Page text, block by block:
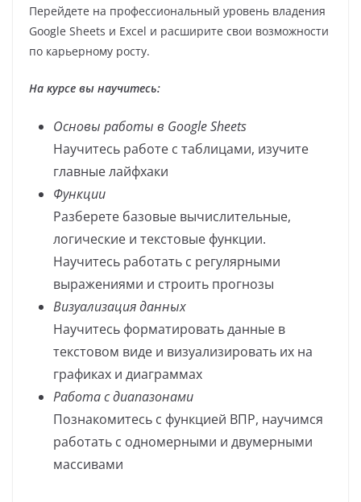
Перейдете на профессиональный уровень владения
Google Sheets и Excel и расширите свои возможности
по карьерному росту.
На курсе вы научитесь:
Основы работы в Google Sheets
Научитесь работе с таблицами, изучите
главные лайфхаки
Функции
Разберете базовые вычислительные,
логические и текстовые функции.
Научитесь работать с регулярными
выражениями и строить прогнозы
Визуализация данных
Научитесь форматировать данные в
текстовом виде и визуализировать их на
графиках и диаграммах
Работа с диапазонами
Познакомитесь с функцией ВПР, научимся
работать с одномерными и двумерными
массивами